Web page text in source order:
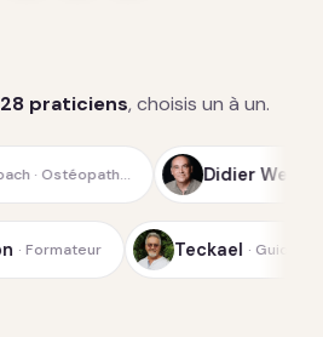
28 praticiens, choisis un à un.
Didier Weiss · Guide spirituel de
Sylvère Caron · Formateur